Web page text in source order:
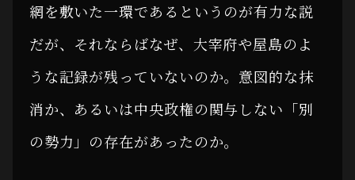
網を敷いた一環であるというのが有力な説
だが、それならばなぜ、大宰府や屋島のよ
うな記録が残っていないのか。意図的な抹
消か、あるいは中央政権の関与しない「別
の勢力」の存在があったのか。